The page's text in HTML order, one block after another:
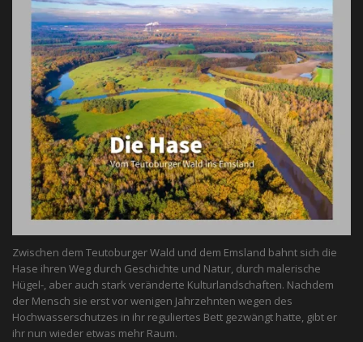
Zwischen dem Teutoburger Wald und dem Emsland bahnt sich die
Hase ihren Weg durch Geschichte und Natur, durch malerische
Hügel-, aber auch stark veränderte Kulturlandschaften. Nachdem
der Mensch sie erst vor wenigen Jahrzehnten wegen des
Hochwasserschutzes in ihr reguliertes Bett gezwängt hatte, gibt er
ihr nun wieder etwas mehr Raum.